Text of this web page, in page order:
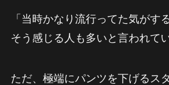
「当時かなり流行ってた気がする
そう感じる人も多いと言われて
ただ、極端にパンツを下げるス